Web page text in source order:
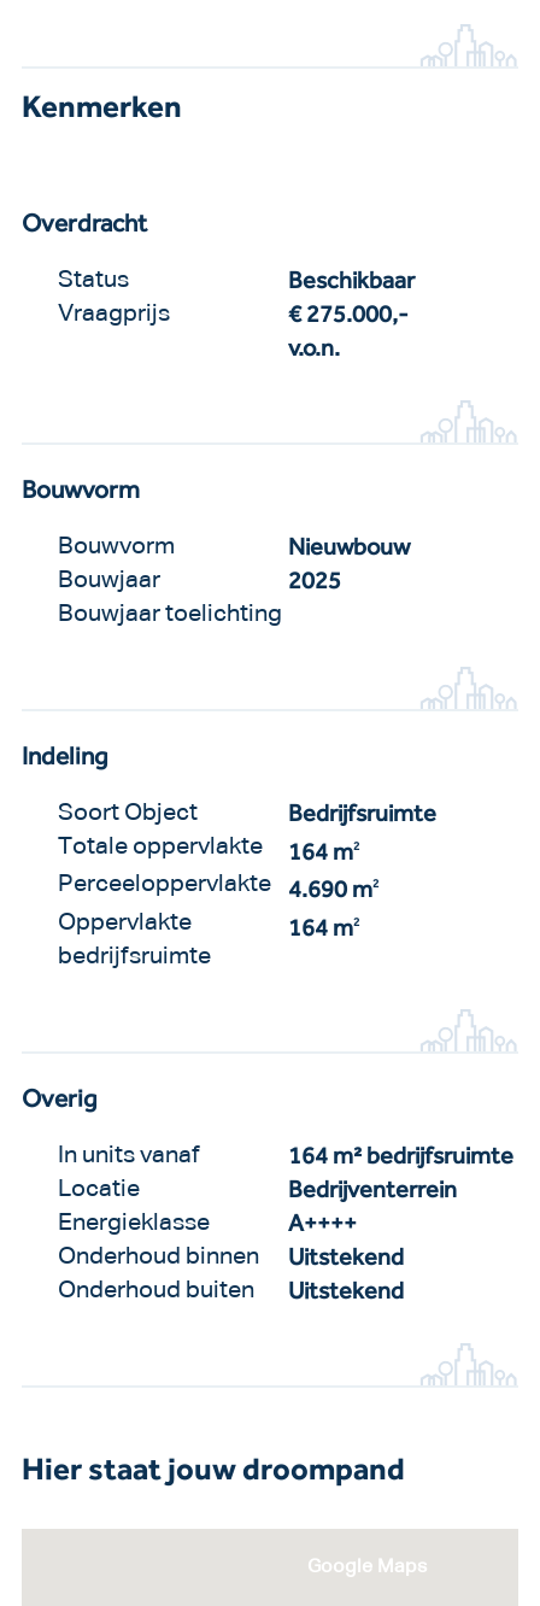
Kenmerken
Overdracht
Status Beschikbaar
Vraagprijs
€ 275.000,-
v.o.n.
Bouwvorm
Bouwvorm Nieuwbouw
Bouwjaar 2025
Bouwjaar toelichting
Indeling
Soort Object Bedrijfsruimte
Totale oppervlakte 164 m2
Perceeloppervlakte 4.690 m2
Oppervlakte
bedrijfsruimte
164 m2
Overig
In units vanaf 164 m² bedrijfsruimte
Locatie Bedrijventerrein
Energieklasse A++++
Onderhoud binnen Uitstekend
Onderhoud buiten Uitstekend
Hier staat jouw droompand
Google Maps